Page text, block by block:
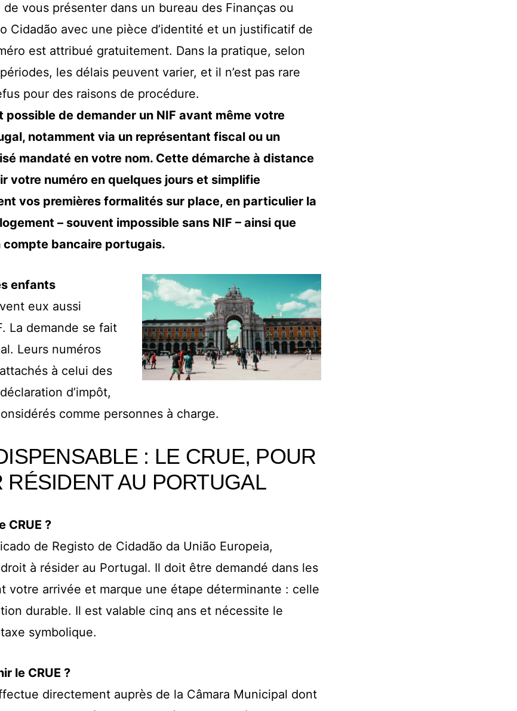
vous présenter dans un bureau des Finanças ou
Cidadão avec une pièce d’identité et un justificatif de
est attribué gratuitement. Dans la pratique, selon
les délais peuvent varier, et il n’est pas rare
pour des raisons de procédure.
possible de demander un NIF avant même votre
notamment via un représentant fiscal ou un
mandaté en votre nom. Cette démarche à distance
votre numéro en quelques jours et simplifie
vos premières formalités sur place, en particulier la
– souvent impossible sans NIF – ainsi que
compte bancaire portugais.
enfants
eux aussi
La demande se fait
Leurs numéros
à celui des
d’impôt,
comme personnes à charge.
: LE CRUE, POUR
RÉSIDENT AU PORTUGAL
CRUE ?
de Registo de Cidadão da União Europeia,
à résider au Portugal. Il doit être demandé dans les
votre arrivée et marque une étape déterminante : celle
durable. Il est valable cinq ans et nécessite le
symbolique.
le CRUE ?
directement auprès de la Câmara Municipal dont